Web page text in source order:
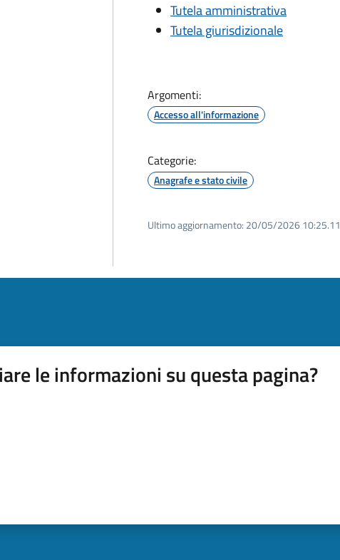
Tutela amministrativa
Tutela giurisdizionale
Argomenti:
Accesso all'informazione
Categorie:
Anagrafe e stato civile
Ultimo aggiornamento: 20/05/2026 10:25.11
le informazioni su questa pagina?